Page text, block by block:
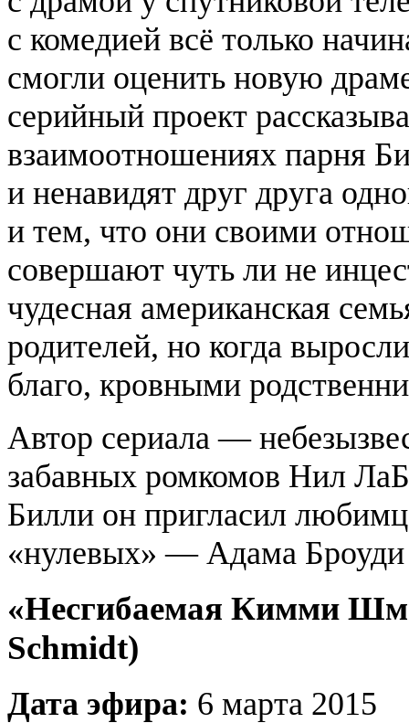
с комедией всё только
смогли оценить новую
серийный проект
взаимоотношениях парня
и ненавидят друг друга
и тем, что они своими
совершают чуть ли не
чудесная американская
родителей, но когда
благо, кровными
Автор сериала —
забавных ромкомов Нил
Билли он пригласил
«нулевых» — Адама
«Несгибаемая Кимми
Schmidt)
Дата эфира: 6 марта 2015